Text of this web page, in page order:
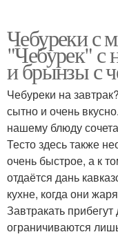
Чебуреки с
"Чебурек" с
и брынзы с
Чебуреки на
сытно и очень
нашему блюду
Тесто здесь также
очень быстрое, а к
отдаётся дань
кухне, когда они
Завтракать
ограничиваются